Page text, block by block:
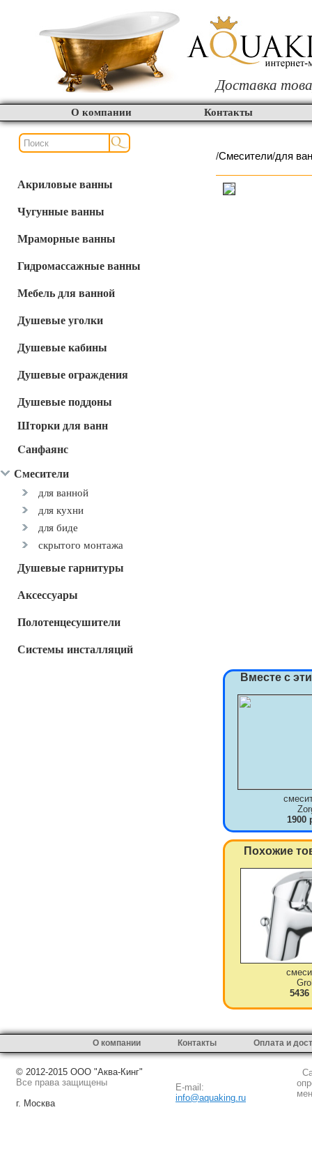
Доставка
О компании Контакты
Акриловые ванны
Чугунные ванны
Мраморные ванны
Гидромассажные ванны
Мебель для ванной
Душевые уголки
Душевые кабины
Душевые ограждения
Душевые поддоны
Шторки для ванн
Cанфаянс
Смесители
для ванной
для кухни
для биде
скрытого монтажа
Душевые гарнитуры
Аксессуары
Полотенцесушители
Системы инсталляций
/Смесители/для
Вместе с
1900
Похожие
5436
О компании Контакты Оплата и
© 2012-2015 ООО "Аква-Кинг"
Все права защищены
г. Москва
E-mail:
info@aquaking.ru